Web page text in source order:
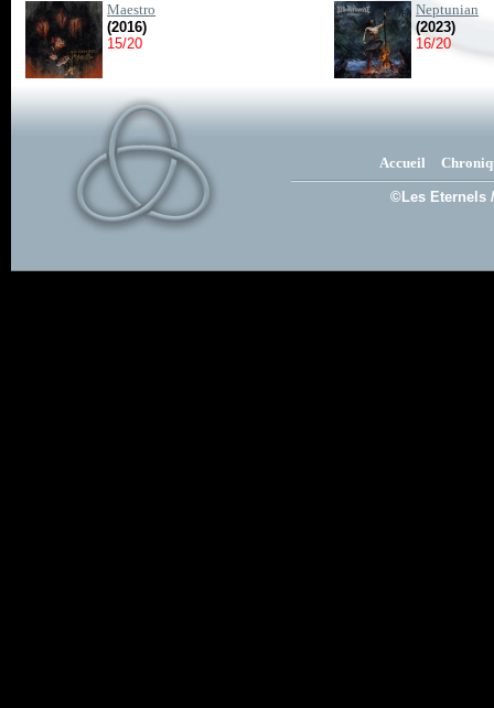
Maestro
(2016)
15/20
Neptunian
(2023)
16/20
Accueil
©Les Eternels